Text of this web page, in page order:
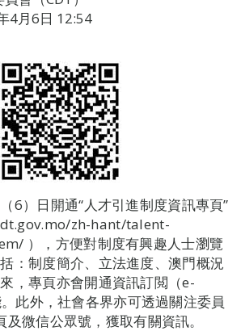
4月6日 12:54
6）日開通“人才引進制度資訊專頁”
zh-hant/talent-
），方便對制度有興趣人士瀏覽
：制度簡介、立法進度、澳門概況
，專頁亦會開通資訊訂閲（e-
此外，社會各界亦可透過關注委員
微信公眾號，獲取有關資訊。